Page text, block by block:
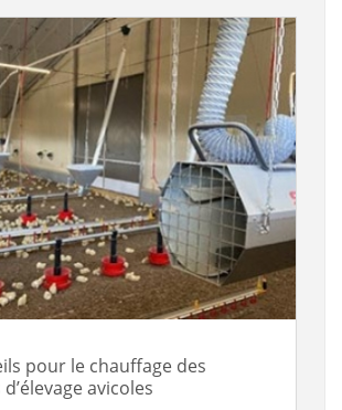
pour le chauffage des
avicoles